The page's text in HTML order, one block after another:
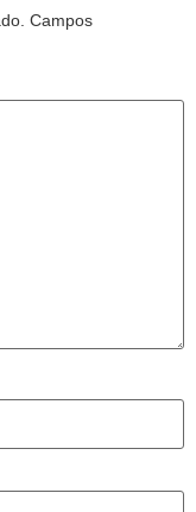
Campos